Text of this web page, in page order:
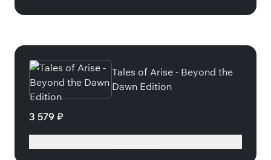
Tales of Arise - Beyond the
Dawn Edition
3 579 ₽